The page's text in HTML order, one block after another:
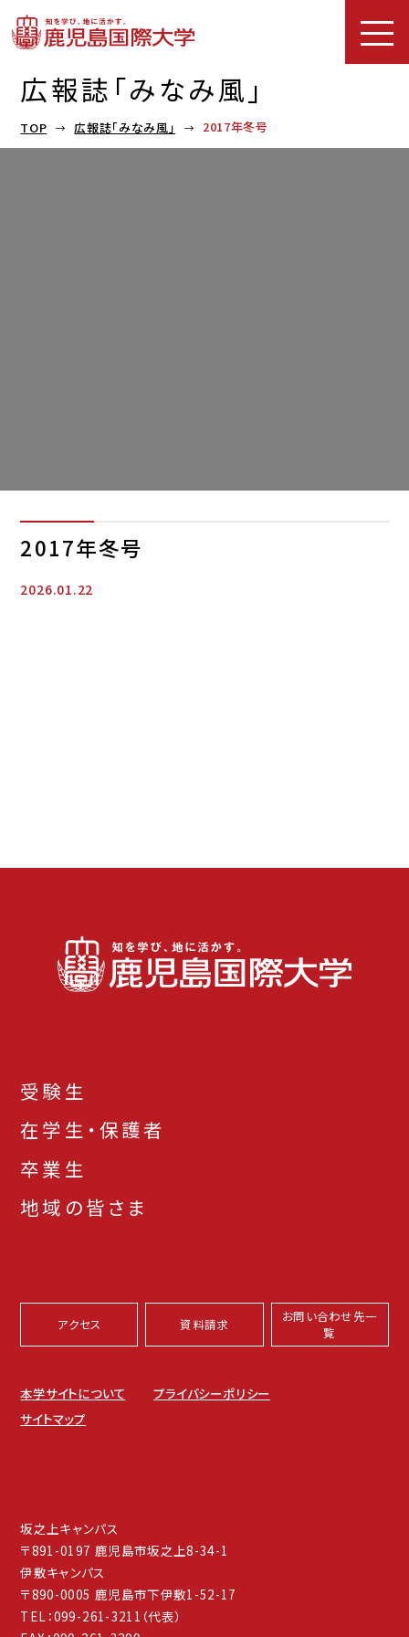
広報誌「みなみ風」
TOP 広報誌「みなみ風」 2017年冬号
2017年冬号
2026.01.22
受験生
在学生・保護者
卒業生
地域の皆さま
アクセス 資料請求
お問い合わせ先一
覧
本学サイトについて
プライバシーポリシー
サイトマップ
坂之上キャンパス
〒891-0197 鹿児島市坂之上8-34-1
伊敷キャンパス
〒890-0005 鹿児島市下伊敷1-52-17
TEL：099-261-3211（代表）